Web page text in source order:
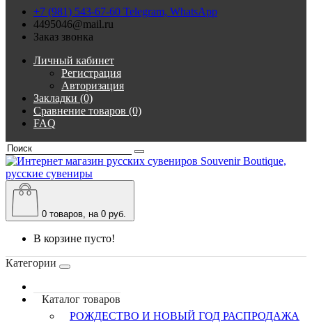
+7 (981) 543-67-60 Telegram, WhatsApp
4495046@mail.ru
Заказ звонка
Личный кабинет
Регистрация
Авторизация
Закладки (0)
Сравнение товаров (0)
FAQ
0 товаров, на 0 руб.
В корзине пусто!
Категории
Каталог товаров
РОЖДЕСТВО И НОВЫЙ ГОД РАСПРОДАЖА